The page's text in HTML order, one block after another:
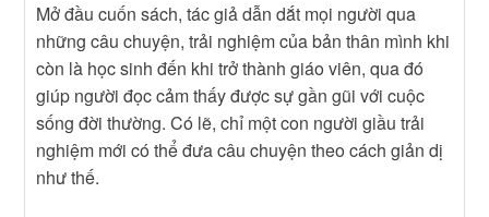
Mở đầu cuốn sách, tác giả dẫn dắt mọi người qua
những câu chuyện, trải nghiệm của bản thân mình khi
còn là học sinh đến khi trở thành giáo viên, qua đó
giúp người đọc cảm thấy được sự gần gũi với cuộc
sống đời thường. Có lẽ, chỉ một con người giầu trải
nghiệm mới có thể đưa câu chuyện theo cách giản dị
như thế.